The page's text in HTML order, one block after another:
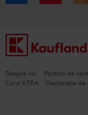
Despre noi Politică de
Card XTRA
Declarație de